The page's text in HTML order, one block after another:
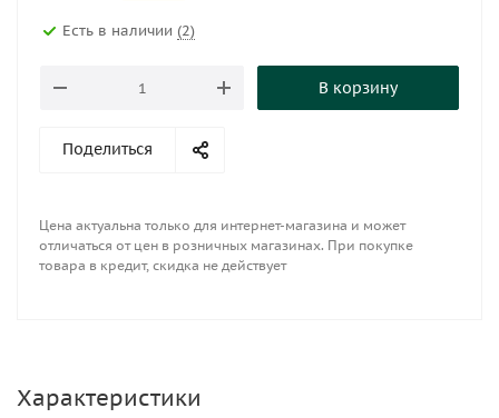
Есть в наличии (2)
В корзину
Поделиться
Цена актуальна только для интернет-магазина и может
отличаться от цен в розничных магазинах. При покупке
товара в кредит, скидка не действует
Характеристики